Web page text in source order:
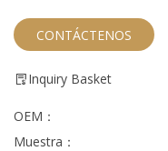
CONTÁCTENOS
Inquiry Basket
OEM：
Muestra：